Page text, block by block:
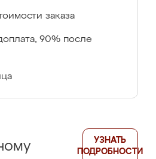
заказа
90% после
УЗНАТЬ
ПОДРОБНОСТИ